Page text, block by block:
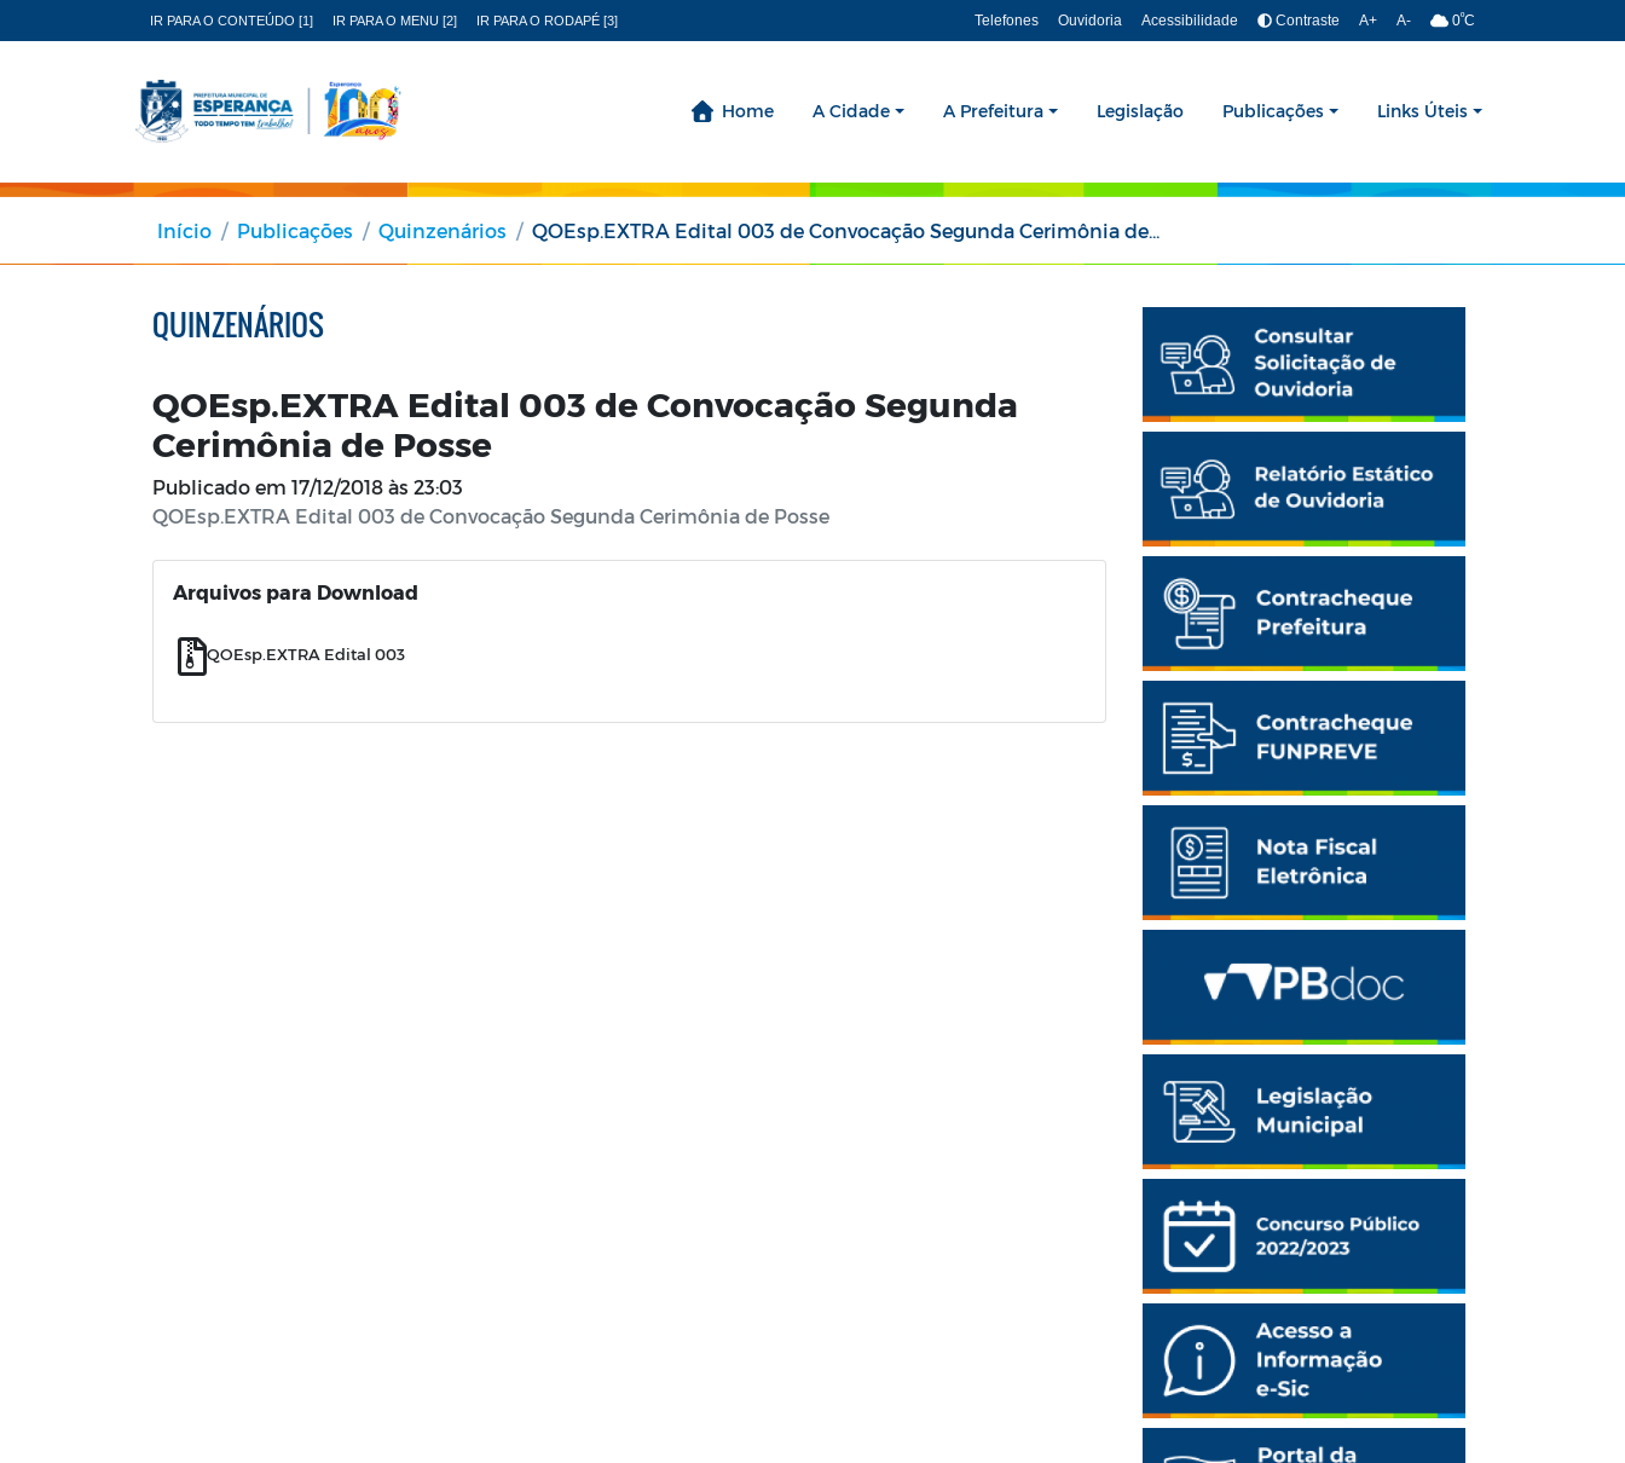
IR PARA O CONTEÚDO [1] IR PARA O MENU [2] IR PARA O RODAPÉ [3] Telefones Ouvidoria Acessibilidade Contraste A+ A- 0ºC
Home A Cidade A Prefeitura Legislação Publicações Links Úteis
Início Publicações Quinzenários QOEsp.EXTRA Edital 003 de Convocação Segunda Cerimônia de Posse
QUINZENÁRIOS
QOEsp.EXTRA Edital 003 de Convocação Segunda
Cerimônia de Posse
Publicado em 17/12/2018 às 23:03
QOEsp.EXTRA Edital 003 de Convocação Segunda Cerimônia de Posse
Arquivos para Download
QOEsp.EXTRA Edital 003